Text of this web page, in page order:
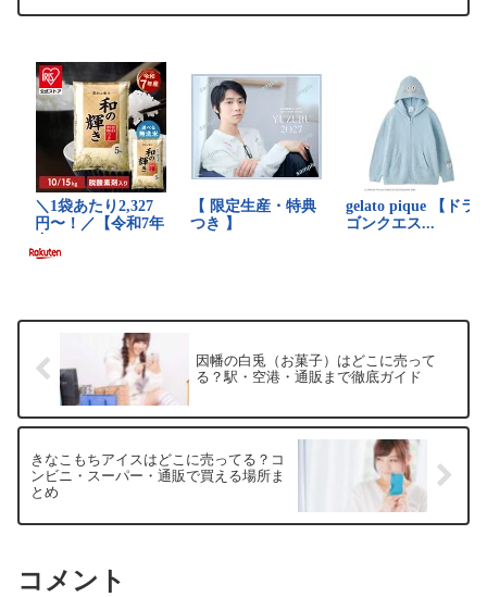
因幡の白兎（お菓子）はどこに売って
る？駅・空港・通販まで徹底ガイド
きなこもちアイスはどこに売ってる？コ
ンビニ・スーパー・通販で買える場所ま
とめ
コメント